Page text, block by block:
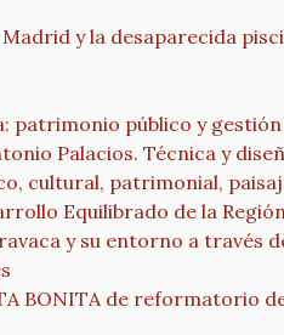
y la desaparecida
patrimonio público y
Palacios. Técnica y
cultural, patrimonial,
Equilibrado de la
y su entorno a través
BONITA de